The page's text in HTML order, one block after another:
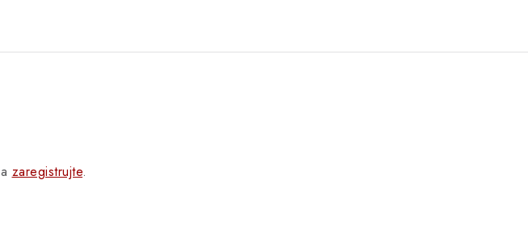
zaregistrujte.